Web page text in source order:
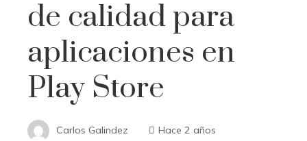
de calidad para
aplicaciones en
Play Store
Carlos Galindez Hace 2 años